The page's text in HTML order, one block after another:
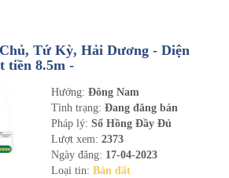
Tứ Kỳ, Hải Dương - Diện
tiền 8.5m -
Hướng: Đông Nam
Tình trạng: Đang đăng bán
Pháp lý: Sổ Hồng Đầy Đủ
Lượt xem: 2373
Ngày đăng: 17-04-2023
Loại tin: Bán đất